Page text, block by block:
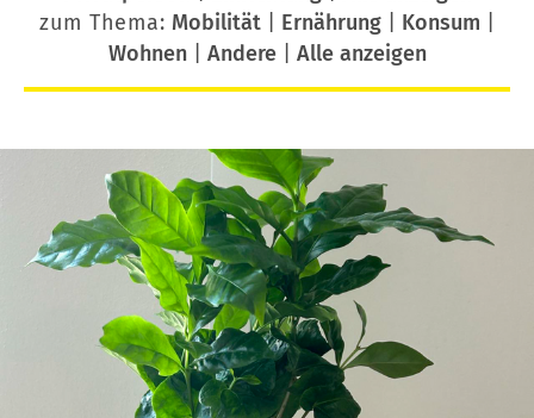
zum Thema: Mobilität Ernährung Konsum
Wohnen| Andere| Alle anzeigen